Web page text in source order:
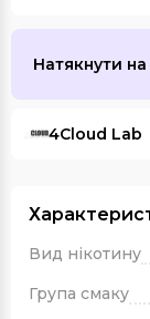
Натякнути
4Cloud Lab
Вид нікотину
Група смаку